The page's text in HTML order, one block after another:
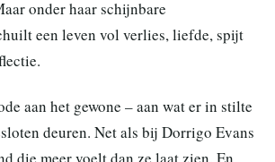
onder haar schijnbare
een leven vol verlies, liefde, spijt
aan het gewone – aan wat er in stilte
deuren. Net als bij Dorrigo Evans
die meer voelt dan ze laat zien. En